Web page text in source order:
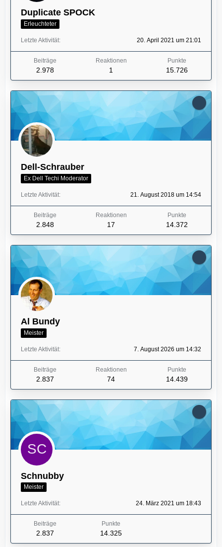
Duplicate SPOCK
Erleuchteter
Letzte Aktivität 20. April 2021 um 21:01
Beiträge
2.978
Reaktionen
1
Punkte
15.726
Dell-Schrauber
Ex Dell Techi Moderator
Letzte Aktivität 21. August 2018 um 14:54
Beiträge
2.848
Reaktionen
17
Punkte
14.372
Al Bundy
Meister
Letzte Aktivität 7. August 2026 um 14:32
Beiträge
2.837
Reaktionen
74
Punkte
14.439
Schnubby
Meister
Letzte Aktivität 24. März 2021 um 18:43
Beiträge
2.837
Punkte
14.325